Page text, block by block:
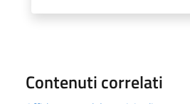
Contenuti correlati